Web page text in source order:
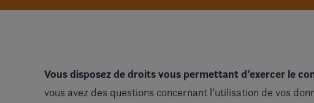
Vous disposez de droits vous permettant d’exercer le
vous avez des questions concernant l’utilisation de vos